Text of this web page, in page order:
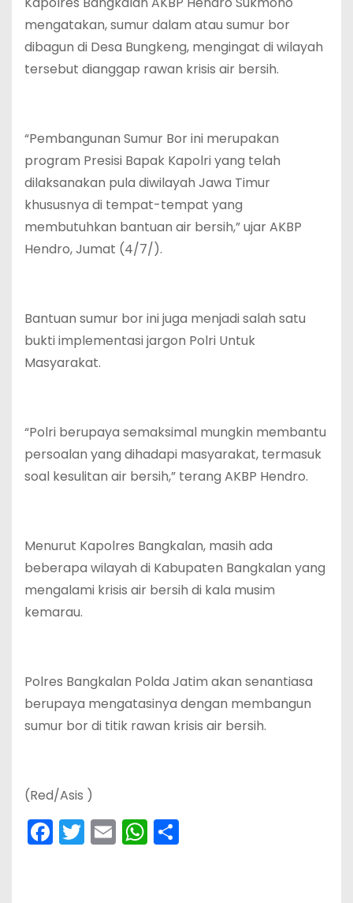
mengatakan, sumur dalam atau sumur bor
dibagun di Desa Bungkeng, mengingat di wilayah
tersebut dianggap rawan krisis air bersih.
“Pembangunan Sumur Bor ini merupakan
program Presisi Bapak Kapolri yang telah
dilaksanakan pula diwilayah Jawa Timur
khususnya di tempat-tempat yang
membutuhkan bantuan air bersih,” ujar AKBP
Hendro, Jumat (4/7/).
Bantuan sumur bor ini juga menjadi salah satu
bukti implementasi jargon Polri Untuk
Masyarakat.
“Polri berupaya semaksimal mungkin membantu
persoalan yang dihadapi masyarakat, termasuk
soal kesulitan air bersih,” terang AKBP Hendro.
Menurut Kapolres Bangkalan, masih ada
beberapa wilayah di Kabupaten Bangkalan yang
mengalami krisis air bersih di kala musim
kemarau.
Polres Bangkalan Polda Jatim akan senantiasa
berupaya mengatasinya dengan membangun
sumur bor di titik rawan krisis air bersih.
(Red/Asis )
F
a
T
w
E
m
W
h